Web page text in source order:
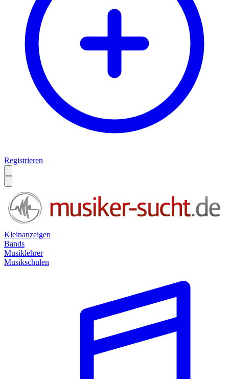
Registrieren
Kleinanzeigen
Bands
Musiklehrer
Musikschulen